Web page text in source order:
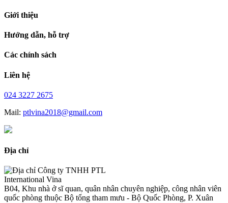
Giới thiệu
Hướng dẫn, hỗ trợ
Các chính sách
Liên hệ
024 3227 2675
Mail: ptlvina2018@gmail.com
Địa chỉ
Công ty TNHH PTL
International Vina
B04, Khu nhà ở sĩ quan, quân nhân chuyên nghiệp, công nhân viên
quốc phòng thuộc Bộ tổng tham mưu - Bộ Quốc Phòng, P. Xuân